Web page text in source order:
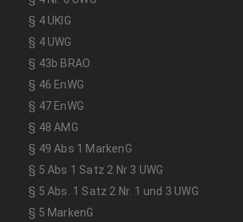
§ 4 UKlG
§ 4 UWG
§ 43b BRAO
§ 46 EnWG
§ 47 EnWG
§ 48 AMG
§ 49 Abs 1 MarkenG
§ 5 Abs 1 Satz 2 Nr 3 UWG
§ 5 Abs. 1 Satz 2 Nr. 1 und 3 UWG
§ 5 MarkenG